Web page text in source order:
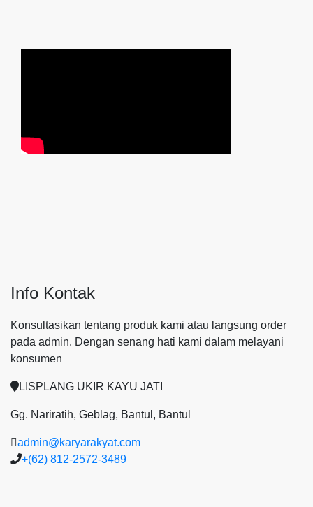
Info Kontak
Konsultasikan tentang produk kami atau langsung order
pada admin. Dengan senang hati kami dalam melayani
konsumen
LISPLANG UKIR KAYU JATI
Gg. Nariratih, Geblag, Bantul, Bantul
admin@karyarakyat.com
+(62) 812-2572-3489